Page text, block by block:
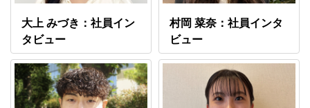
大上 みづき：社員イン
タビュー
村岡 菜奈：社員インタ
ビュー